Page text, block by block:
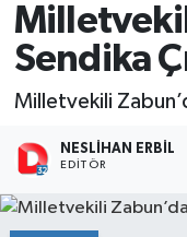
Sendika
Milletvekili
NESLIHAN ERBIL
EDITÖR
Süper Lig
Tüm